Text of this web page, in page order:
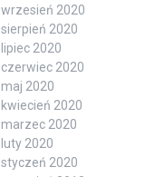
wrzesień 2020
sierpień 2020
lipiec 2020
czerwiec 2020
maj 2020
kwiecień 2020
marzec 2020
luty 2020
styczeń 2020